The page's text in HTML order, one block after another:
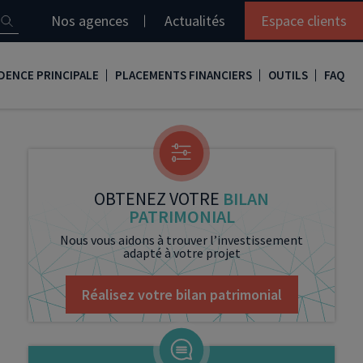
Nos agences Actualités Espace clients
PRINCIPALE
son crédit immobilier
PLACEMENTS FINANCIERS
PEA
Loi Madelin
SCPI
OUTILS
Simulation loi Denormandie
Comment réaliser son bilan patrimonial ?
Le guide de la loi Denormandie 2026
Simulation prêt immobilier
Nos vidéos
Nos Podcasts
FAQ
OBTENEZ VOTRE BILAN
PATRIMONIAL
Nous vous aidons à trouver l’investissement
adapté à votre projet
Réalisez votre bilan patrimonial